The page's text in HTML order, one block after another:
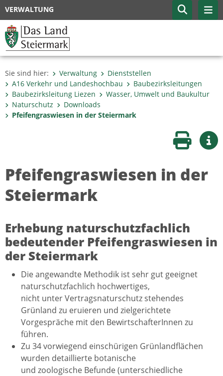
VERWALTUNG
Sie sind hier: Verwaltung
Dienststellen
A16 Verkehr und Landeshochbau
Baubezirksleitungen
Baubezirksleitung Liezen
Wasser, Umwelt und Baukultur
Naturschutz
Downloads
Pfeifengraswiesen in der Steiermark
Seite
Pfeifengraswiesen in der
Steiermark
Erhebung naturschutzfachlich
bedeutender Pfeifengraswiesen in
der Steiermark
Die angewandte Methodik ist sehr gut geeignet
naturschutzfachlich hochwertiges,
nicht unter Vertragsnaturschutz stehendes
Grünland zu eruieren und zielgerichtete
Vorgespräche mit den BewirtschafterInnen zu
führen.
Zu 34 vorwiegend einschürigen Grünlandflächen
wurden detaillierte botanische
und zoologische Befunde (unterschiedliche